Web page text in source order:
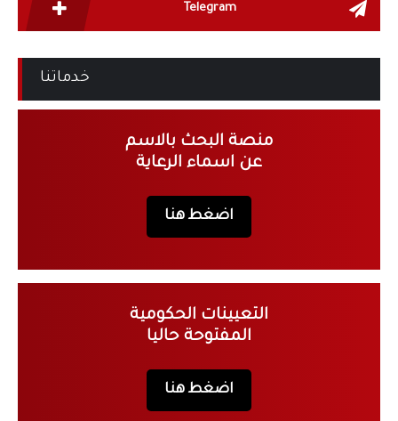
Telegram
خدماتنا
منصة البحث بالاسم
عن اسماء الرعاية
اضغط هنا
التعيينات الحكومية
المفتوحة حاليا
اضغط هنا